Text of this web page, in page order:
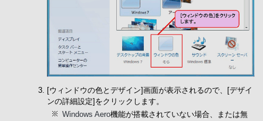
[ウィンドウの色とデザイン]画面が表示されるので、[デザイ
ンの詳細設定]をクリックします。
Windows Aero機能が搭載されていない場合、または無